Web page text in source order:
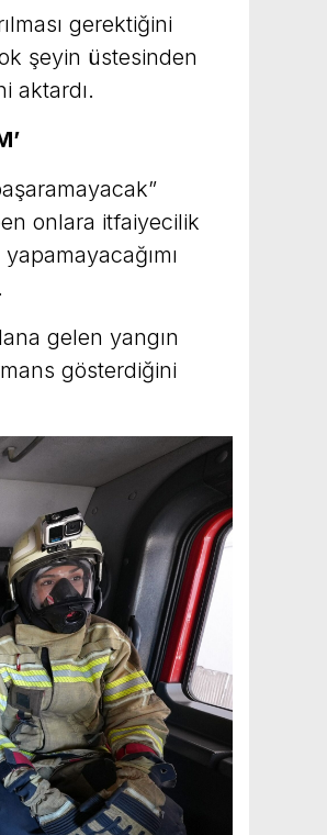
gerektiğini
şeyin üstesinden
aktardı.
onlara itfaiyecilik
gelen yangın
gösterdiğini